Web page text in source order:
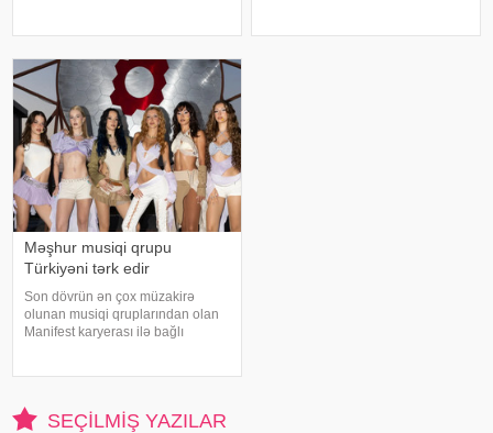
Zakir Ağayev xanənd
Məşhur musiqi qrupu
Türkiyəni tərk edir
Son dövrün ən çox müzakirə
olunan musiqi qruplarından olan
Manifest karyerası ilə bağlı
ayında İstanbuldak
SEÇILMIŞ YAZILAR